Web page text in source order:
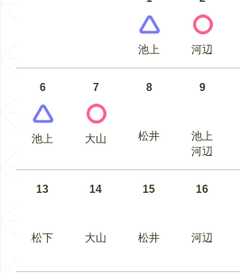
池上 河辺
6
池上
7
大山
8
松井
9
池上
河辺
13
松下
14
大山
15
松井
16
河辺